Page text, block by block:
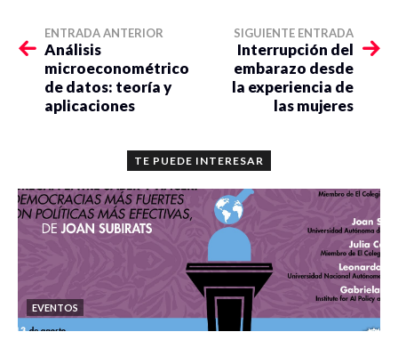
ENTRADA ANTERIOR
Análisis
microeconométrico
de datos: teoría y
aplicaciones
SIGUIENTE ENTRADA
Interrupción del
embarazo desde
la experiencia de
las mujeres
TE PUEDE INTERESAR
EVENTOS